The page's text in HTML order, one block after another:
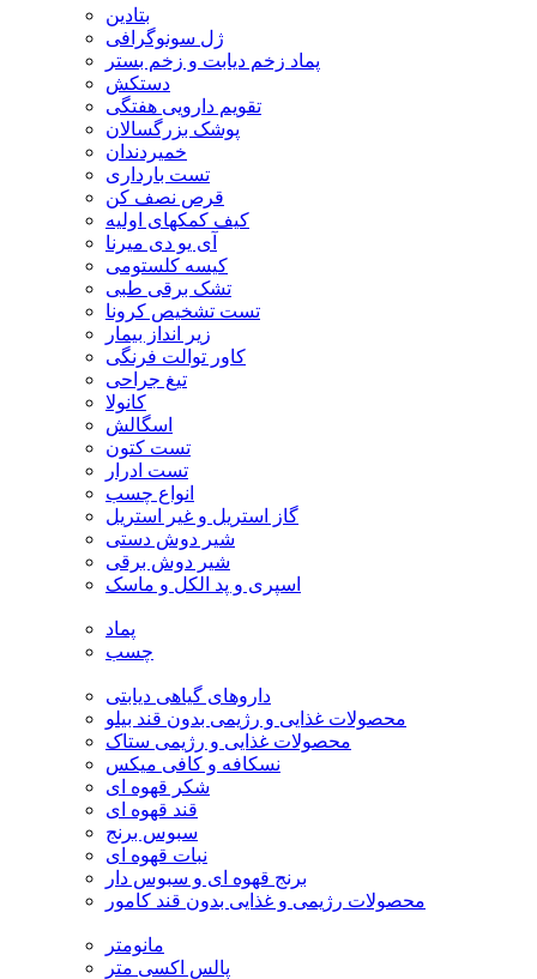
بتادین
ژل سونوگرافی
پماد زخم دیابت و زخم بستر
دستکش
تقویم دارویی هفتگی
پوشک بزرگسالان
خمیردندان
تست بارداری
قرص نصف کن
کیف کمکهای اولیه
آی یو دی میرنا
کیسه کلستومی
تشک برقی طبی
تست تشخیص کرونا
زیر انداز بیمار
کاور توالت فرنگی
تیغ جراحی
کانولا
اسگالش
تست کتون
تست ادرار
انواع چسب
گاز استریل و غیر استریل
شیر دوش دستی
شیر دوش برقی
اسپری و پد الکل و ماسک
پماد
چسب
داروهای گیاهی دیابتی
محصولات غذایی و رژیمی بدون قند بیلو
محصولات غذایی و رژیمی ستاک
نسکافه و کافی میکس
شکر قهوه ای
قند قهوه ای
سبوس برنج
نبات قهوه ای
برنج قهوه ای و سبوس دار
محصولات رژیمی و غذایی بدون قند کامور
مانومتر
پالس اکسی متر